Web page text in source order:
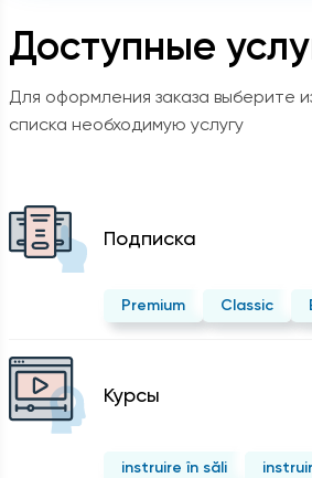
Доступные
Для оформления заказа выберите
списка необходимую услугу
Подписка
Premium Classic
Курсы
instruire în săli